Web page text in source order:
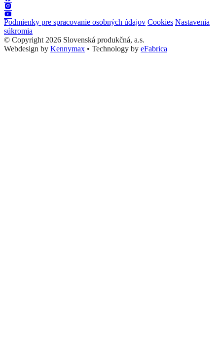
Podmienky pre spracovanie osobných údajov Cookies Nastavenia
súkromia
© Copyright 2026 Slovenská produkčná, a.s.
Webdesign by Kennymax • Technology by eFabrica